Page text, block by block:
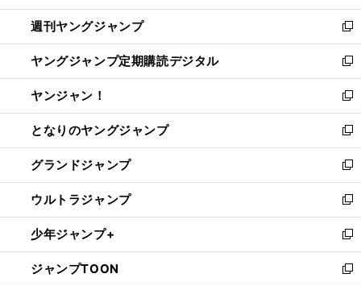
開
く
ウ
で
開
く
ン
ド
ウ
で
開
く
ウ
ィ
ン
ド
ウ
で
開
く
週刊ヤングジャンプ
新
し
い
ウ
ィ
ン
ド
ウ
で
開
く
ヤングジャンプ定期購読デジタル
新
し
い
ウ
ィ
ン
ド
ウ
で
開
く
ヤンジャン！
新
し
い
ウ
ィ
ン
ド
ウ
で
開
く
となりのヤングジャンプ
新
し
い
ウ
ィ
ン
ド
ウ
で
グランドジャンプ
新
し
い
ウ
ィ
ン
ド
ウルトラジャンプ
新
し
い
ウ
ィ
少年ジャンプ+
新
し
い
ジャンプTOON
新